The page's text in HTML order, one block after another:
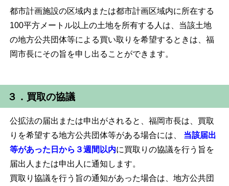
都市計画施設の区域内または都市計画区域内に所在する
100平方メートル以上の土地を所有する人は、当該土地
の地方公共団体等による買い取りを希望するときは、福
岡市長にその旨を申し出ることができます。
３．買取の協議
公拡法の届出または申出がされると、福岡市長は、買取
りを希望する地方公共団体等がある場合には、
当該届出
等があった日から３週間以内に買取りの協議を行う旨を
届出人または申出人に通知します。
買取り協議を行う旨の通知があった場合は、地方公共団